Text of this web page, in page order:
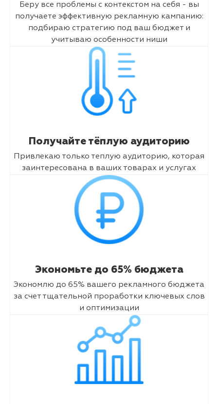
Беру все проблемы с контекстом на себя - вы
получаете эффективную рекламную кампанию:
подбираю стратегию под ваш бюджет и
учитываю особенности ниши
Получайте тёплую аудиторию
Привлекаю только теплую аудиторию, которая
заинтересована в ваших товарах и услугах
Экономьте до 65% бюджета
Экономлю до 65% вашего рекламного бюджета
за счет тщательной проработки ключевых слов
и оптимизации